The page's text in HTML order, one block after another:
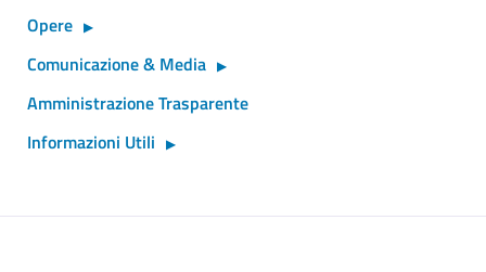
Opere
Comunicazione & Media
Amministrazione Trasparente
Informazioni Utili